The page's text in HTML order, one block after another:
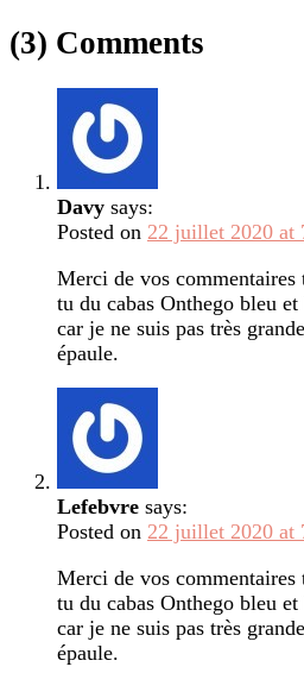
(3) Comments
Davy says:
Posted on 22 juillet 2020 at
Merci de vos commentaires
tu du cabas Onthego bleu
car je ne suis pas très
épaule.
Lefebvre says:
Posted on 22 juillet 2020 at
Merci de vos commentaires
tu du cabas Onthego bleu
car je ne suis pas très
épaule.